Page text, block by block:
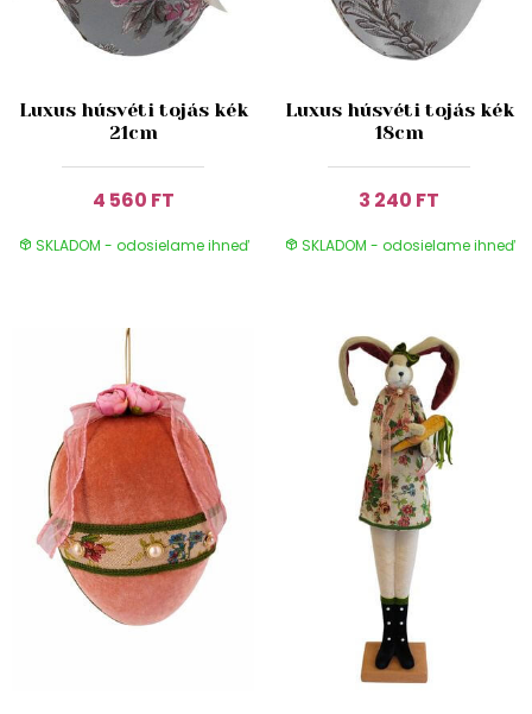
Luxus húsvéti tojás kék
21cm
4 560 FT
SKLADOM - odosielame ihneď
Luxus húsvéti tojás kék
18cm
3 240 FT
SKLADOM - odosielame ihneď